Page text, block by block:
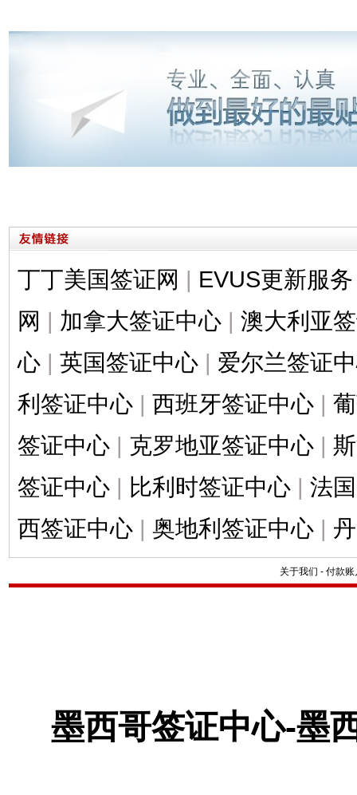
丁丁美国签证网 | EVUS更新服务
网 | 加拿大签证中心 | 澳大利亚
心 | 英国签证中心 | 爱尔兰签证
利签证中心 | 西班牙签证中心 |
签证中心 | 克罗地亚签证中心 |
签证中心 | 比利时签证中心 | 法
西签证中心 | 奥地利签证中心 |
关于我们 - 付款账
墨西哥签证中心-墨